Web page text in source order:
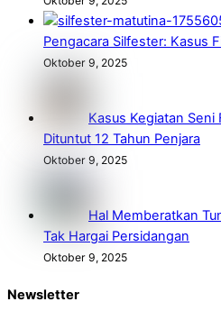
Pengacara Silfester: Kasus
Oktober 9, 2025
Kasus Kegiatan Seni
Dituntut 12 Tahun Penjara
Oktober 9, 2025
Hal Memberatkan
Tak Hargai Persidangan
Oktober 9, 2025
Newsletter